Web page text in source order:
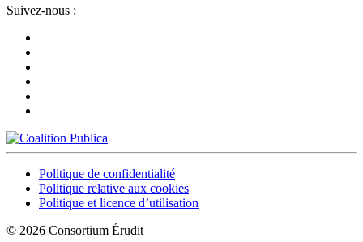
Suivez-nous :
Politique de confidentialité
Politique relative aux cookies
Politique et licence d’utilisation
© 2026 Consortium Érudit